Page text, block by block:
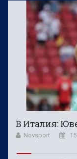
В Италия:
Novsport